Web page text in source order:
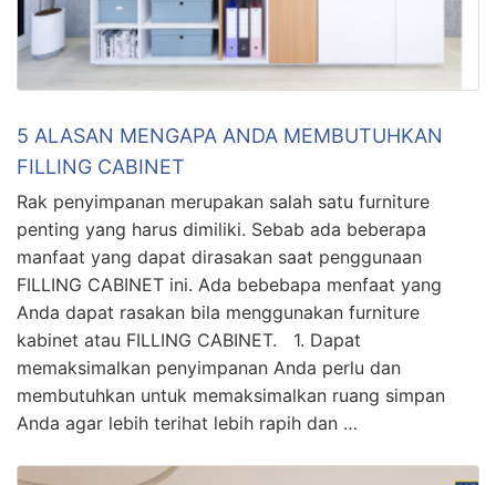
5 ALASAN MENGAPA ANDA MEMBUTUHKAN
FILLING CABINET
Rak penyimpanan merupakan salah satu furniture
penting yang harus dimiliki. Sebab ada beberapa
manfaat yang dapat dirasakan saat penggunaan
FILLING CABINET ini. Ada bebebapa menfaat yang
Anda dapat rasakan bila menggunakan furniture
kabinet atau FILLING CABINET. 1. Dapat
memaksimalkan penyimpanan Anda perlu dan
membutuhkan untuk memaksimalkan ruang simpan
Anda agar lebih terihat lebih rapih dan …